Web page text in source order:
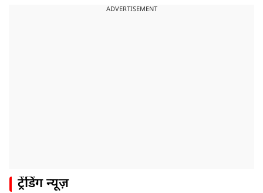
CBI का बड़ा खुलासा, NTA के एक्सपर्ट्स ने ही लीक कराया
ADVERTISEMENT
ट्रेंडिंग न्यूज़